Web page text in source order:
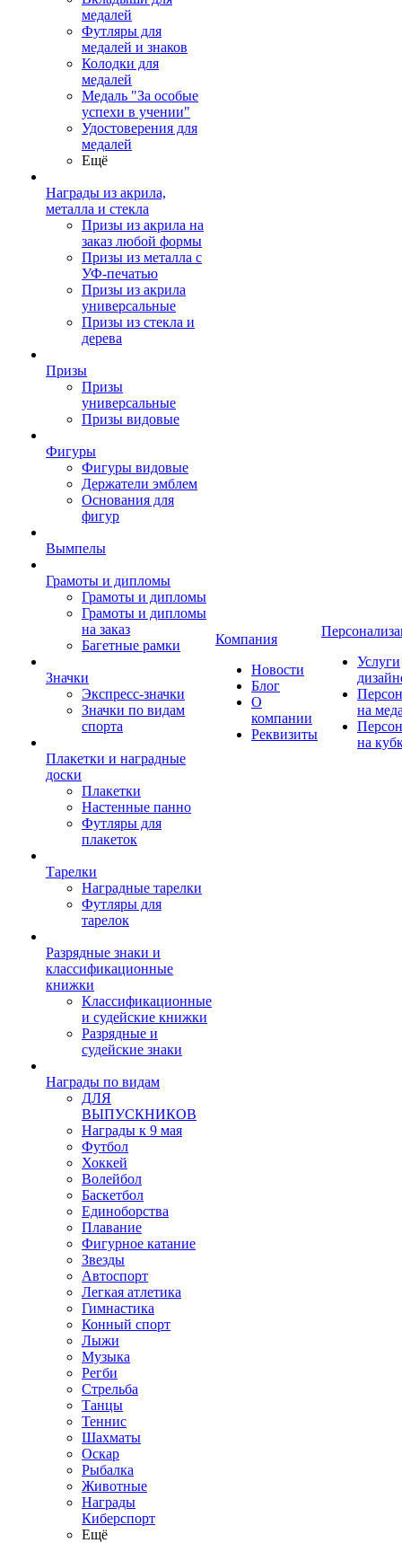
медалей
Футляры для
медалей и знаков
Колодки для
медалей
Медаль "За особые
успехи в учении"
Удостоверения для
медалей
Ещё
Награды из акрила,
металла и стекла
Призы из акрила на
заказ любой формы
Призы из металла с
УФ-печатью
Призы из акрила
универсальные
Призы из стекла и
дерева
Призы
Призы
универсальные
Призы видовые
Фигуры
Фигуры видовые
Держатели эмблем
Основания для
фигур
Вымпелы
Грамоты и дипломы
Грамоты и дипломы
Грамоты и дипломы
на заказ
Багетные рамки
Значки
Экспресс-значки
Значки по видам
спорта
Плакетки и наградные
доски
Плакетки
Настенные панно
Футляры для
плакеток
Тарелки
Наградные тарелки
Футляры для
тарелок
Разрядные знаки и
классификационные
книжки
Классификационные
и судейские книжки
Разрядные и
судейские знаки
Награды по видам
ДЛЯ
ВЫПУСКНИКОВ
Награды к 9 мая
Футбол
Хоккей
Волейбол
Баскетбол
Единоборства
Плавание
Фигурное катание
Звезды
Автоспорт
Легкая атлетика
Гимнастика
Конный спорт
Лыжи
Музыка
Регби
Стрельба
Танцы
Теннис
Шахматы
Оскар
Рыбалка
Животные
Награды
Киберспорт
Ещё
Компания
Новости
Блог
О
компании
Реквизиты
Услуги
на
на